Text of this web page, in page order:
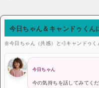
今日ちゃん＆キャンドゥくん
🌼今日ちゃん（共感）と💨キャンドゥ
今日ちゃん
今の気持ちを話してみてく